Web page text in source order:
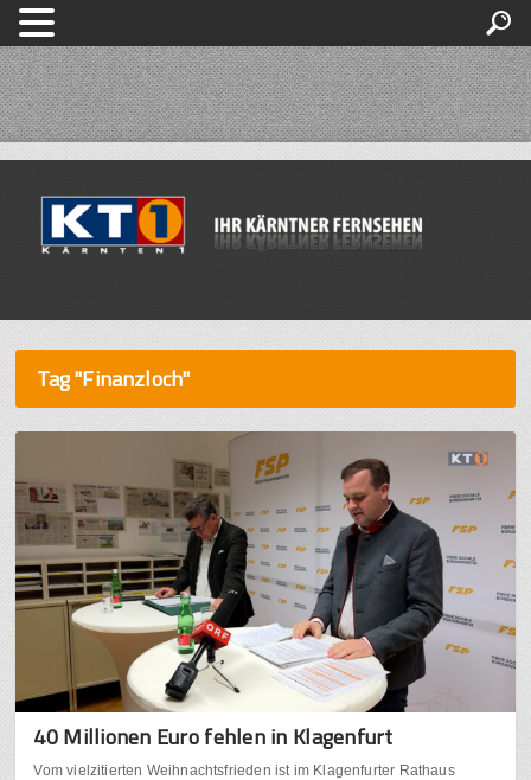
Tag "Finanzloch"
40 Millionen Euro fehlen in Klagenfurt
Vom vielzitierten Weihnachtsfrieden ist im Klagenfurter Rathaus